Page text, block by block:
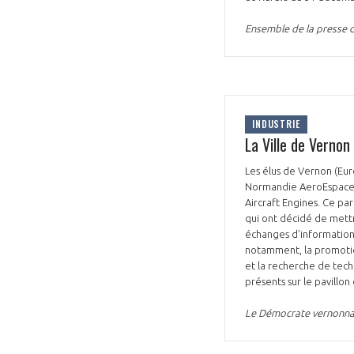
Ensemble de la presse
INDUSTRIE
La Ville de
Les élus de Vernon
Normandie
Aircraft Engines. Ce
qui ont décidé de
échanges
notamment, la
et la recherche de
présents sur le pavillon
Le Démocrate